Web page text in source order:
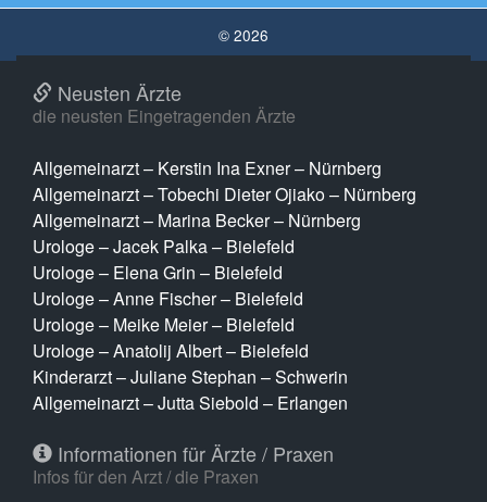
© 2026
Neusten Ärzte
die neusten Eingetragenden Ärzte
Allgemeinarzt – Kerstin Ina Exner – Nürnberg
Allgemeinarzt – Tobechi Dieter Ojiako – Nürnberg
Allgemeinarzt – Marina Becker – Nürnberg
Urologe – Jacek Palka – Bielefeld
Urologe – Elena Grin – Bielefeld
Urologe – Anne Fischer – Bielefeld
Urologe – Meike Meier – Bielefeld
Urologe – Anatolij Albert – Bielefeld
Kinderarzt – Juliane Stephan – Schwerin
Allgemeinarzt – Jutta Siebold – Erlangen
Informationen für Ärzte / Praxen
Infos für den Arzt / die Praxen